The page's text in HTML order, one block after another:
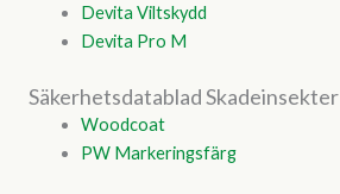
Devita Viltskydd
Devita Pro M
Säkerhetsdatablad Skadeinsekter
Woodcoat
PW Markeringsfärg